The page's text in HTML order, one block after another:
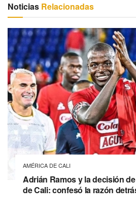
Noticias Relacionadas
AMÉRICA DE CALI
Adrián Ramos y la decisión
de Cali: confesó la razón